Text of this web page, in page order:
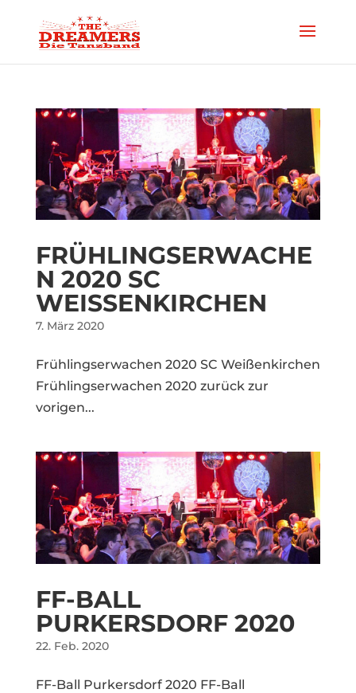
FRÜHLINGSERWACHE
N 2020 SC
WEISSENKIRCHEN
7. März 2020
Frühlingserwachen 2020 SC Weißenkirchen
Frühlingserwachen 2020 zurück zur
vorigen...
FF-BALL
PURKERSDORF 2020
22. Feb. 2020
FF-Ball Purkersdorf 2020 FF-Ball